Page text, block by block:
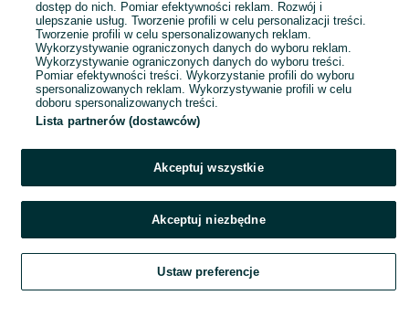
Dobre Miasto
09 lipca 2026
Zadzwoń / SMS
Szukaj Obserwujesz Dodaj Czat Konto
dostęp do nich. Pomiar efektywności reklam. Rozwój i
ulepszanie usług. Tworzenie profili w celu personalizacji treści.
Tworzenie profili w celu spersonalizowanych reklam.
Wykorzystywanie ograniczonych danych do wyboru reklam.
Wykorzystywanie ograniczonych danych do wyboru treści.
Pomiar efektywności treści. Wykorzystanie profili do wyboru
spersonalizowanych reklam. Wykorzystywanie profili w celu
doboru spersonalizowanych treści.
Lista partnerów (dostawców)
Akceptuj wszystkie
Akceptuj niezbędne
Ustaw preferencje